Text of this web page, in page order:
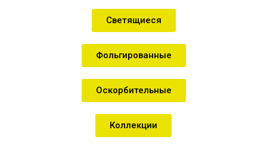
Светящиеся
Фольгированные
Оскорбительные
Коллекции